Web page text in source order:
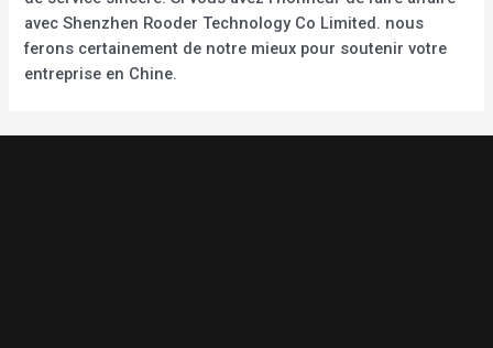
avec Shenzhen Rooder Technology Co Limited. nous
ferons certainement de notre mieux pour soutenir votre
entreprise en Chine.